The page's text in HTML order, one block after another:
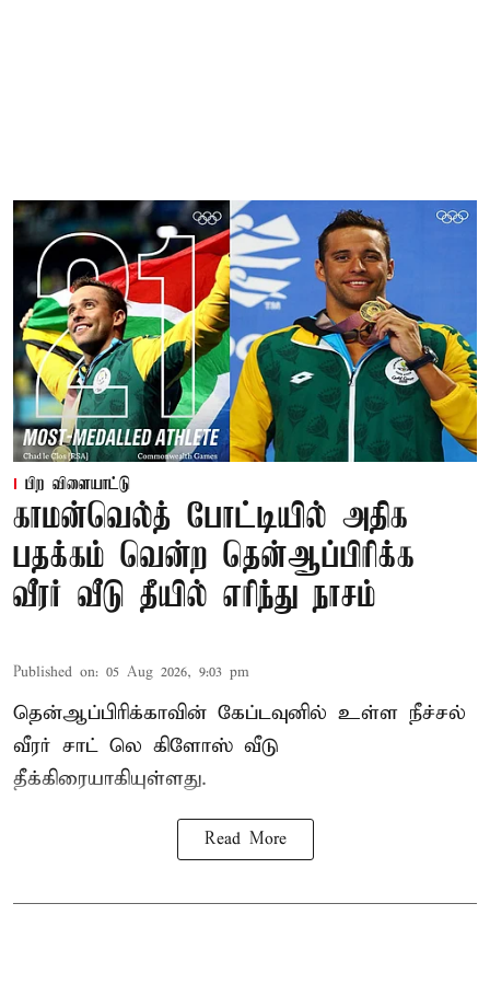
பிற விளையாட்டு
காமன்வெல்த் போட்டியில் அதிக
பதக்கம் வென்ற தென்ஆப்பிரிக்க
வீரர் வீடு தீயில் எரிந்து நாசம்
Published on: 05 Aug 2026, 9:03 pm
தென்ஆப்பிரிக்காவின் கேப்டவுனில் உள்ள நீச்சல்
வீரர் சாட் லெ கிளோஸ் வீடு
தீக்கிரையாகியுள்ளது.
Read More